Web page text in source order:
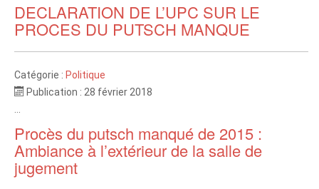
DECLARATION DE L’UPC SUR LE
PROCES DU PUTSCH MANQUE
Catégorie : Politique
Publication : 28 février 2018
Procès du putsch manqué de 2015 :
Ambiance à l’extérieur de la salle de
jugement